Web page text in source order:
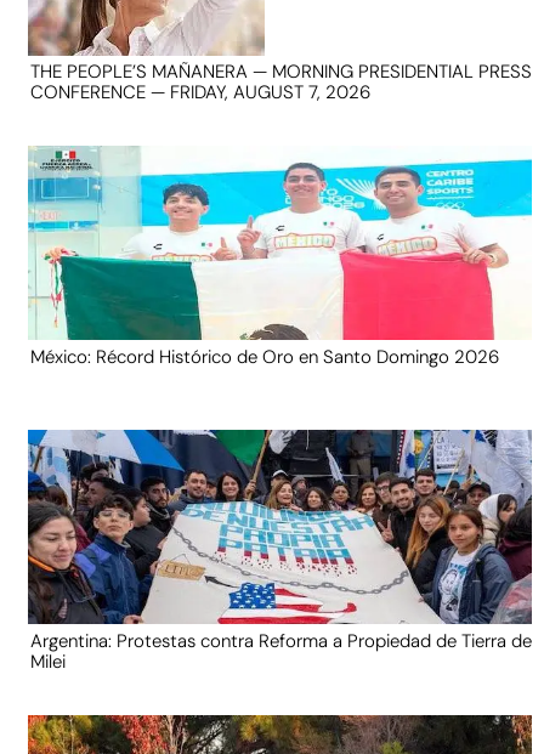
THE PEOPLE’S MAÑANERA — MORNING PRESIDENTIAL PRESS
CONFERENCE — FRIDAY, AUGUST 7, 2026
México: Récord Histórico de Oro en Santo Domingo 2026
Argentina: Protestas contra Reforma a Propiedad de Tierra de
Milei